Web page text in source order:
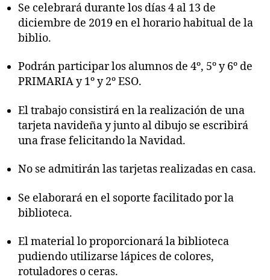
Se celebrará durante los días 4 al 13 de
diciembre de 2019 en el horario habitual de la
biblio.
Podrán participar los alumnos de 4º, 5º y 6º de
PRIMARIA y 1º y 2º ESO.
El trabajo consistirá en la realización de una
tarjeta navideña y junto al dibujo se escribirá
una frase felicitando la Navidad.
No se admitirán las tarjetas realizadas en casa.
Se elaborará en el soporte facilitado por la
biblioteca.
El material lo proporcionará la biblioteca
pudiendo utilizarse lápices de colores,
rotuladores o ceras.